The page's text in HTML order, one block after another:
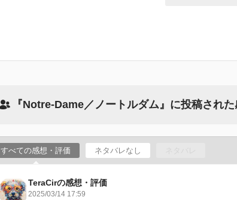
『Notre-Dame／ノートルダム』に投稿され
すべての感想・評価 ネタバレなし
TeraCirの感想・評価
2025/03/14 17:59